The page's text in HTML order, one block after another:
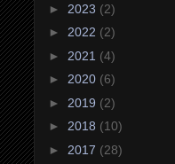
► 2023 (2)
► 2022 (2)
► 2021 (4)
► 2020 (6)
► 2019 (2)
► 2018 (10)
► 2017 (28)